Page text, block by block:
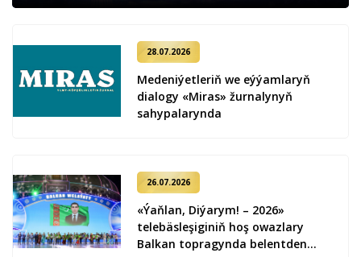
28.07.2026
Medeniýetleriň we eýýamlaryň
dialogy «Miras» žurnalynyň
sahypalarynda
26.07.2026
«Ýaňlan, Diýarym! – 2026»
telebäsleşiginiň hoş owazlary
Balkan topragynda belentden